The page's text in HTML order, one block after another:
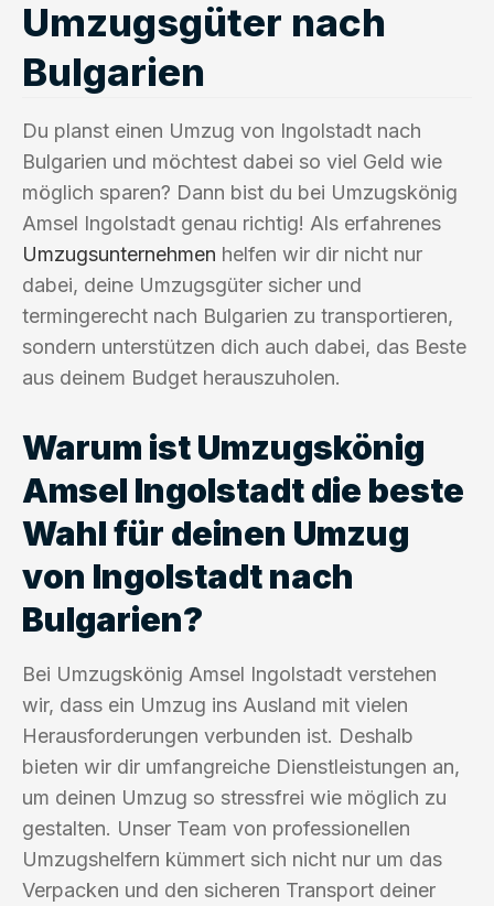
Umzugsgüter nach
Bulgarien
Du planst einen Umzug von Ingolstadt nach
Bulgarien und möchtest dabei so viel Geld wie
möglich sparen? Dann bist du bei Umzugskönig
Amsel Ingolstadt genau richtig! Als erfahrenes
Umzugsunternehmen helfen wir dir nicht nur
dabei, deine Umzugsgüter sicher und
termingerecht nach Bulgarien zu transportieren,
sondern unterstützen dich auch dabei, das Beste
aus deinem Budget herauszuholen.
Warum ist Umzugskönig
Amsel Ingolstadt die beste
Wahl für deinen Umzug
von Ingolstadt nach
Bulgarien?
Bei Umzugskönig Amsel Ingolstadt verstehen
wir, dass ein Umzug ins Ausland mit vielen
Herausforderungen verbunden ist. Deshalb
bieten wir dir umfangreiche Dienstleistungen an,
um deinen Umzug so stressfrei wie möglich zu
gestalten. Unser Team von professionellen
Umzugshelfern kümmert sich nicht nur um das
Verpacken und den sicheren Transport deiner